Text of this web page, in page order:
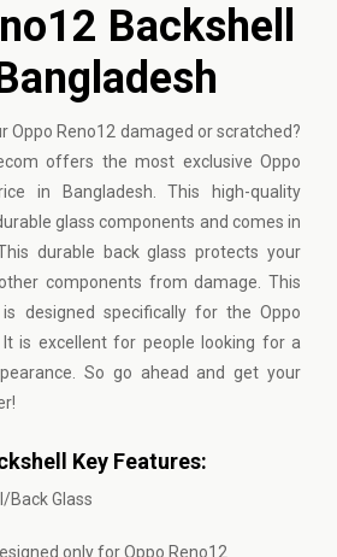
Backshell
Oppo Reno12 damaged or scratched?
offers the most exclusive Oppo
in Bangladesh. This high-quality
glass components and comes in
durable back glass protects your
components from damage. This
designed specifically for the Oppo
It is excellent for people looking for a
So go ahead and get your
Key Features:
Back Glass
only for Oppo Reno12